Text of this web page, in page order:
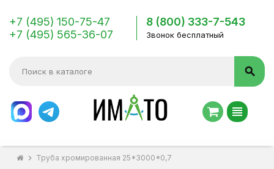
+7 (495) 150-75-47
+7 (495) 565-36-07
8 (800) 333-7-543
Звонок бесплатный
search
view_headline
chevron_right Труба хромированная 25*3000*0,7